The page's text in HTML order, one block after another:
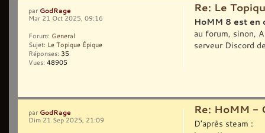
Re: Le
HoMM 8 est en
au forum, sinon,
serveur Discord
par GodRage
Mar 21 Oct 2025, 09:16
Forum: General
Sujet: Le Topique Épique
Réponses: 35
Vues: 48905
Re: HoMM -
D'après steam :
par GodRage
Dim 21 Sep 2025, 21:09